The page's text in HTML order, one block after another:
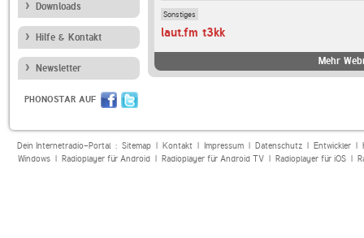
Downloads
Hilfe & Kontakt
Newsletter
PHONOSTAR AUF
Sonstiges
laut.fm t3kk
Mehr
Dein Internetradio-Portal : Sitemap| Kontakt| Impressum| Datenschutz| Entwickler|
Windows| Radioplayer für Android| Radioplayer für Android TV| Radioplayer für iOS|